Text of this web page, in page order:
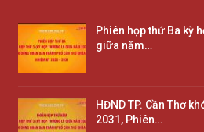
Phiên họp thứ Ba kỳ
giữa năm…
HĐND TP. Cần Thơ
2031, Phiên…